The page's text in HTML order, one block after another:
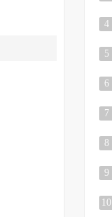
4
5
6
7
8
9
10